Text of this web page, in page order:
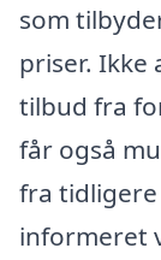
som
priser. Ikke
tilbud fra
får også
fra
informeret